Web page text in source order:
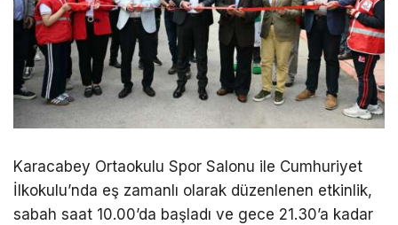
Karacabey Ortaokulu Spor Salonu ile Cumhuriyet
İlkokulu’nda eş zamanlı olarak düzenlenen etkinlik,
sabah saat 10.00’da başladı ve gece 21.30’a kadar